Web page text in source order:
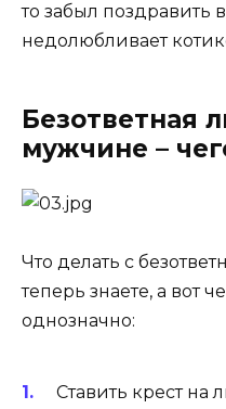
то забыл
недолюбливает
Безответная
мужчине –
Что делать с
теперь знаете, а вот
однозначно:
Ставить крест на